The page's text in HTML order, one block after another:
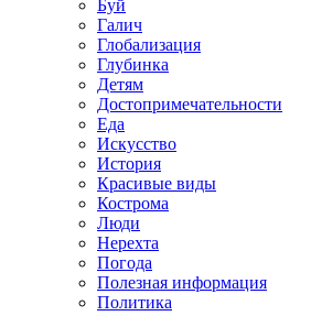
Буй
Галич
Глобализация
Глубинка
Детям
Достопримечательности
Еда
Искусство
История
Красивые виды
Кострома
Люди
Нерехта
Погода
Полезная информация
Политика